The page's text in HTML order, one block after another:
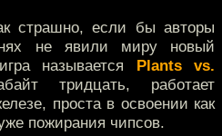
страшно, если бы авторы
не явили миру новый
называется Plants vs.
тридцать, работает
проста в освоении как
пожирания чипсов.